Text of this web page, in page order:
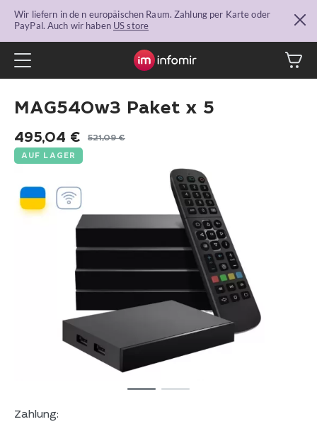
Wir liefern in de n europäischen Raum. Zahlung per Karte oder
PayPal. Auch wir haben US store
MAG540w3 Paket x 5
521,09€
Ursprünglicher
Preis
521,09 €
495,04 €
Aktueller
Preis
495,04 €.
AUF LAGER
Zahlung: